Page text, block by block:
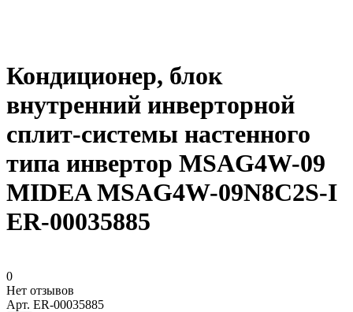
Кондиционер, блок
внутренний инверторной
сплит-системы настенного
типа инвертор MSAG4W-09
MIDEA MSAG4W-09N8C2S-I
ER-00035885
0
Нет отзывов
Арт. ER-00035885